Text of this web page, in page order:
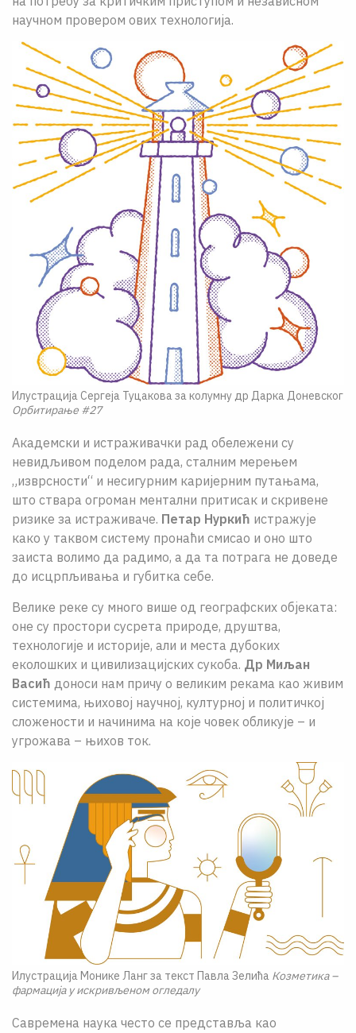
научном провером ових технологија.
Илустрација Сергеја Туцакова за колумну др Дарка Доневског
Орбитирање #27
Академски и истраживачки рад обележени су
невидљивом поделом рада, сталним мерењем
„изврсности“ и несигурним каријерним путањама,
што ствара огроман ментални притисак и скривене
ризике за истраживаче. Петар Нуркић истражује
како у таквом систему пронаћи смисао и оно што
заиста волимо да радимо, а да та потрага не доведе
до исцрпљивања и губитка себе.
Велике реке су много више од географских објеката:
оне су простори сусрета природе, друштва,
технологије и историје, али и места дубоких
еколошких и цивилизацијских сукоба. Др Миљан
Васић доноси нам причу о великим рекама као живим
системима, њиховој научној, културној и политичкој
сложености и начинима на које човек обликује – и
угрожава – њихов ток.
Илустрација Монике Ланг за текст Павла Зелића Козметика –
фармација у искривљеном огледалу
Савремена наука често се представља као